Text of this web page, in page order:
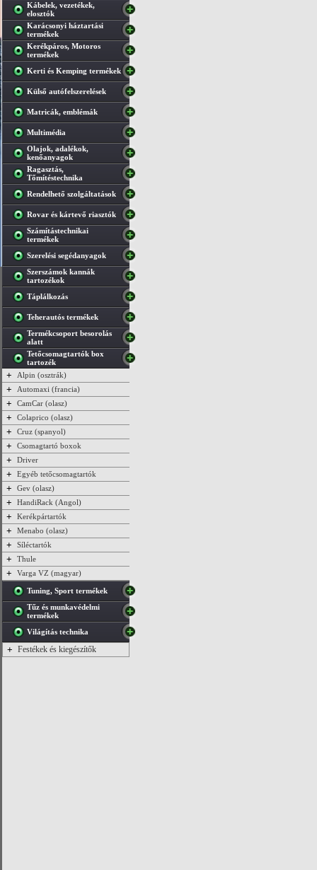
Kábelek, vezetékek,
elosztók
Karácsonyi háztartási
termékek
Kerékpáros, Motoros
termékek
Kerti és Kemping termékek
Külső autófelszerelések
Matricák, emblémák
Multimédia
Olajok, adalékok,
kenőanyagok
Ragasztás,
Tőmítéstechnika
Rendelhető szolgáltatások
Rovar és kártevő riasztók
Számítástechnikai
termékek
Szerelési segédanyagok
Szerszámok kannák
tartozékok
Táplálkozás
Teherautós termékek
Termékcsoport besorolás
alatt
Tetőcsomagtartók box
tartozék
+ Alpin (osztrák)
+ Automaxi (francia)
+ CamCar (olasz)
+ Colaprico (olasz)
+ Cruz (spanyol)
+ Csomagtartó boxok
+ Driver
+ Egyéb tetőcsomagtartók
+ Gev (olasz)
+ HandiRack (Angol)
+ Kerékpártartók
+ Menabo (olasz)
+ Síléctartók
+ Thule
+ Varga VZ (magyar)
Tuning, Sport termékek
Tűz és munkavédelmi
termékek
Világítás technika
+ Festékek és kiegészítők